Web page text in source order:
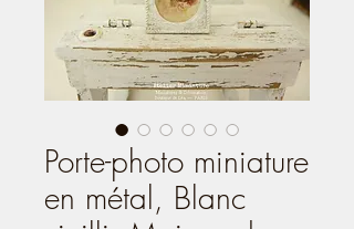
Porte-photo miniature
en métal, Blanc